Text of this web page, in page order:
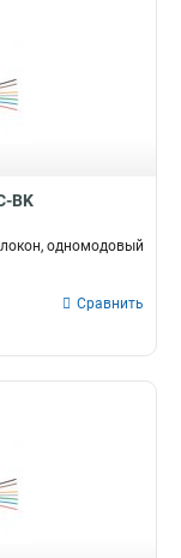
BK
одномодовый
Сравнить